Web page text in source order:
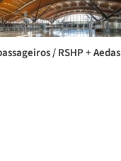
/ RSHP + Aedas